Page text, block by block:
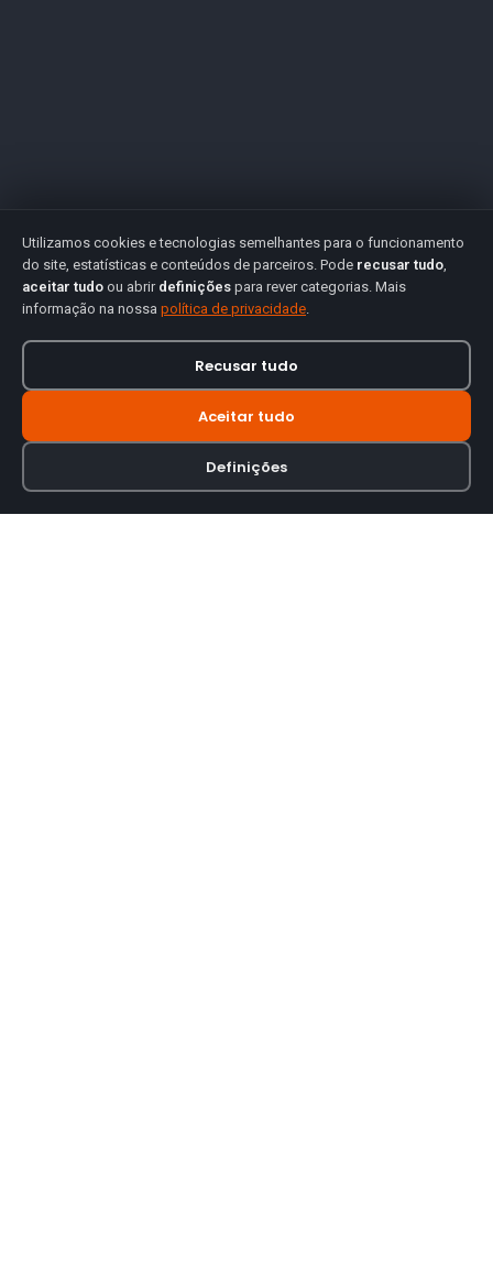
Utilizamos cookies e tecnologias semelhantes para o funcionamento
do site, estatísticas e conteúdos de parceiros. Pode recusar tudo,
aceitar tudo ou abrir definições para rever categorias. Mais
informação na nossa política de privacidade.
Recusar tudo
Aceitar tudo
Definições